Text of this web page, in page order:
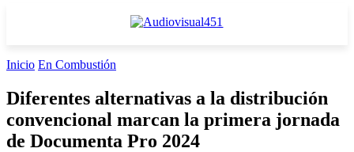
Inicio En Combustión
Diferentes alternativas a la distribución
convencional marcan la primera jornada
de Documenta Pro 2024